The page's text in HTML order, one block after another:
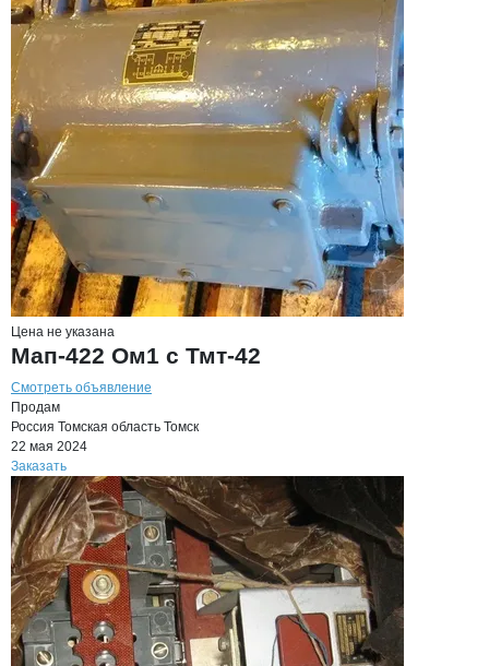
Цена не указана
Мап-422 Ом1 с Тмт-42
Смотреть объявление
Продам
Россия Томская область Томск
22 мая 2024
Заказать